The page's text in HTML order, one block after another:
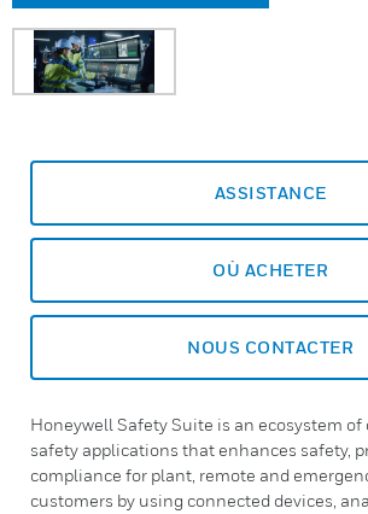
ASSISTANCE
OÙ ACHETER
NOUS CONTACTER
Honeywell Safety Suite is an ecosystem
safety applications that enhances safety,
compliance for plant, remote and
customers by using connected devices,